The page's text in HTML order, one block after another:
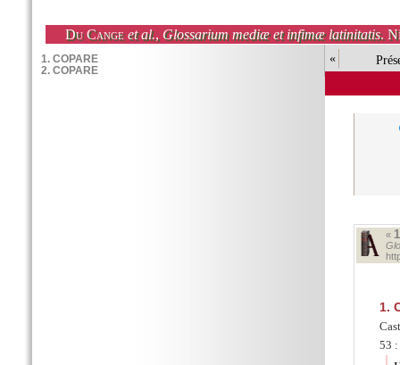
Du Cange et al., Glossarium mediæ et infimæ latinitatis.
«
«
1.
53 :